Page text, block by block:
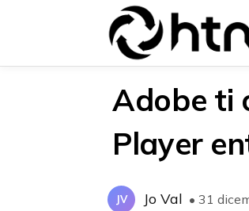
{{POSTS[0].LABEL}}
{{POSTS[0].LABEL}}
Adobe ti
Player
JV Jo Val • 31